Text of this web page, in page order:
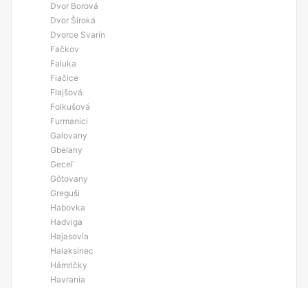
Dvor Borová
Dvor Široká
Dvorce Svarín
Fačkov
Faluka
Fiačice
Flajšová
Folkušová
Furmanici
Galovany
Gbelany
Geceľ
Gôtovany
Greguši
Habovka
Hadviga
Hajasovia
Halaksínec
Hámričky
Havrania